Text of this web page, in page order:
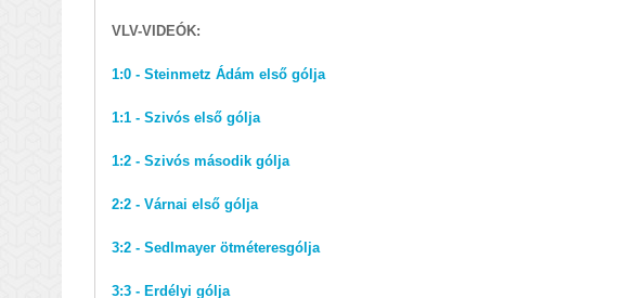
VLV-VIDEÓK:
1:0 - Steinmetz Ádám első gólja
1:1 - Szivós első gólja
1:2 - Szivós második gólja
2:2 - Várnai első gólja
3:2 - Sedlmayer ötméteresgólja
3:3 - Erdélyi gólja